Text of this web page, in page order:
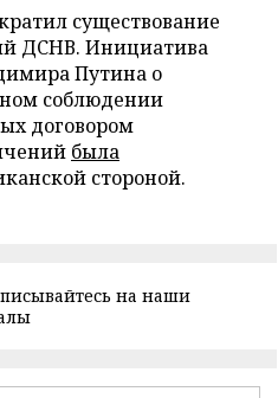
существование
ДСНВ. Инициатива
Путина о
соблюдении
договором
была
стороной.
на наши